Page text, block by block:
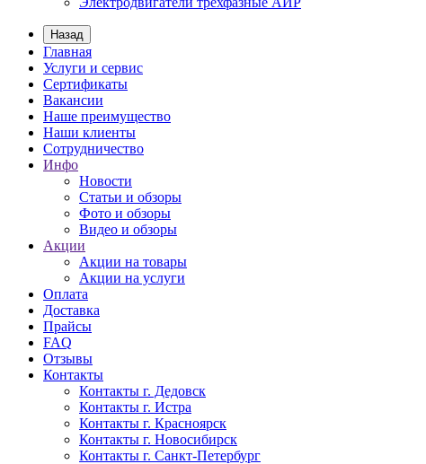
Назад
Главная
Услуги и сервис
Сертификаты
Вакансии
Наше преимущество
Наши клиенты
Сотрудничество
Инфо
Новости
Статьи и обзоры
Фото и обзоры
Видео и обзоры
Акции
Акции на товары
Акции на услуги
Оплата
Доставка
Прайсы
FAQ
Отзывы
Контакты
Контакты г. Дедовск
Контакты г. Истра
Контакты г. Красноярск
Контакты г. Новосибирск
Контакты г. Санкт-Петербург